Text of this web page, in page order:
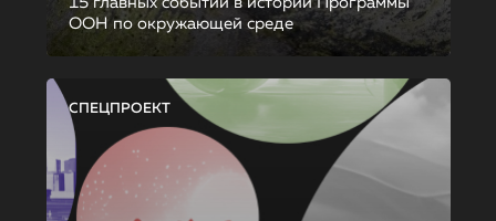
ООН по окружающей среде
СПЕЦПРОЕКТ